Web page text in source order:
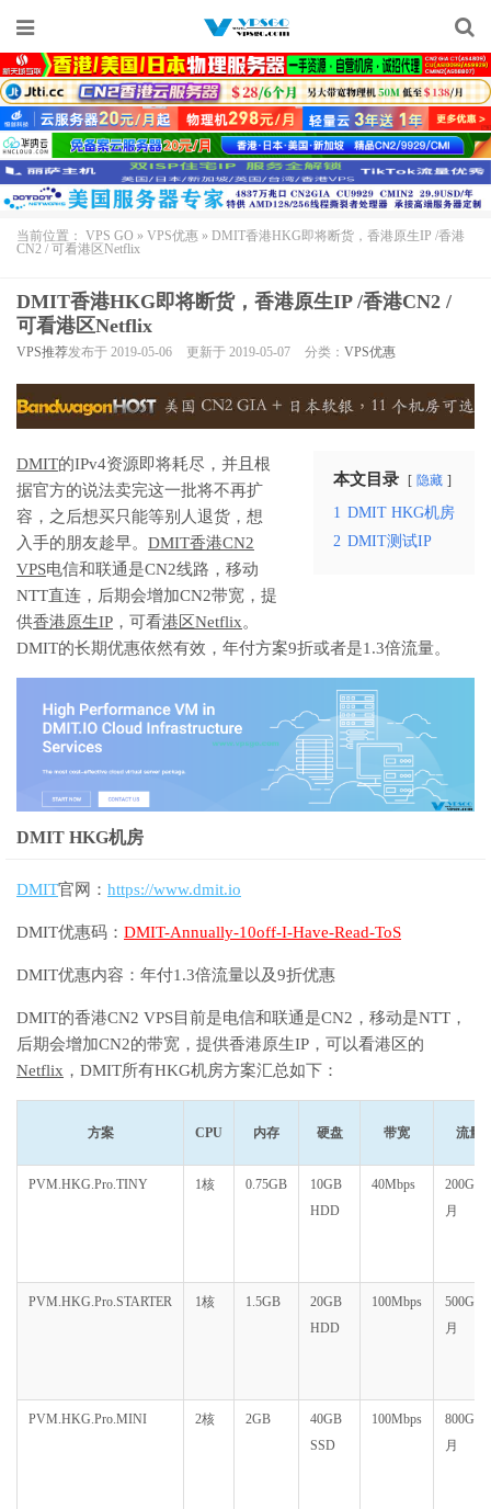
当前位置： VPS GO » VPS优惠 » DMIT香港HKG即将断货，香港原生IP /香港
CN2 / 可看港区Netflix
DMIT香港HKG即将断货，香港原生IP /香港CN2 /
可看港区Netflix
VPS推荐发布于 2019-05-06 更新于 2019-05-07 分类： VPS优惠
本文目录 隐藏
1 DMIT HKG机房
2 DMIT测试IP
DMIT的IPv4资源即将耗尽，并且根
据官方的说法卖完这一批将不再扩
容，之后想买只能等别人退货，想
入手的朋友趁早。 DMIT香港CN2
VPS电信和联通是CN2线路，移动
NTT直连，后期会增加CN2带宽，提
供香港原生IP ，可看港区Netflix。
DMIT的长期优惠依然有效，年付方案9折或者是1.3倍流量。
DMIT HKG机房
DMIT官网： https://www.dmit.io
DMIT优惠码： DMIT-Annually-10off-I-Have-Read-ToS
DMIT优惠内容：年付1.3倍流量以及9折优惠
DMIT的香港CN2 VPS目前是电信和联通是CN2，移动是NTT，
后期会增加CN2的带宽，提供香港原生IP，可以看港区的
Netflix ，DMIT所有HKG机房方案汇总如下：
方案 CPU 内存 硬盘 带宽 流量
PVM.HKG.Pro.TINY 1核 0.75GB
10GB
HDD
40Mbps
200GB/
月
PVM.HKG.Pro.STARTER 1核 1.5GB
20GB
HDD
100Mbps
500GB/
月
PVM.HKG.Pro.MINI 2核 2GB
40GB
SSD
100Mbps
800GB/
月